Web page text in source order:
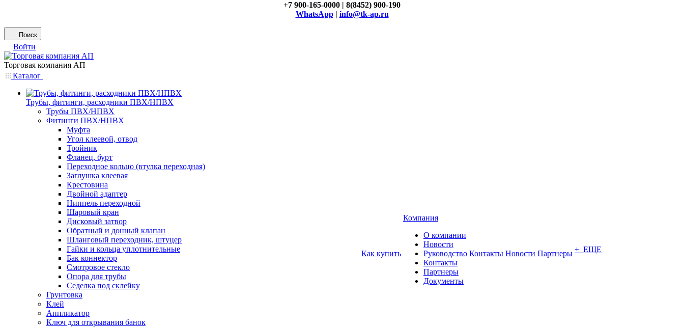
+7 900-165-0000 | 8(8452) 900-190
WhatsApp| info@tk-ap.ru
Поиск
Войти
Торговая компания АП
Каталог
Трубы, фитинги, расходники ПВХ/НПВХ
Трубы ПВХ/НПВХ
Фитинги ПВХ/НПВХ
Муфта
Угол клеевой, отвод
Тройник
Фланец, бурт
Переходное кольцо (втулка переходная)
Заглушка клеевая
Крестовина
Двойной адаптер
Ниппель переходной
Шаровый кран
Дисковый затвор
Обратный и донный клапан
Шланговый переходник, штуцер
Гайки и кольца уплотнительные
Бак коннектор
Смотровое стекло
Опора для трубы
Седелка под склейку
Грунтовка
Клей
Аппликатор
Ключ для открывания банок
Как купить
Компания
О компании
Новости
Руководство
Контакты
Партнеры
Документы
Контакты Новости Партнеры + ЕЩЕ